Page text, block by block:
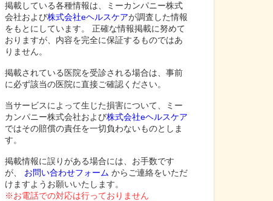
掲載している各種情報は、ミーカンパニー株式
会社および株式会社eヘルスケアが調査した情報
をもとにしています。 正確な情報掲載に努めて
おりますが、内容を完全に保証するものではあ
りません。
掲載されている医院を受診される場合は、事前
に必ず該当の医院に直接ご確認ください。
当サービスによって生じた損害について、ミー
カンパニー株式会社および株式会社eヘルスケア
ではその賠償の責任を一切負わないものとしま
す。
掲載情報に誤りがある場合には、お手数です
が、
お問い合わせフォーム からご連絡をいただ
けますようお願いいたします。
※お電話での対応は行っておりません